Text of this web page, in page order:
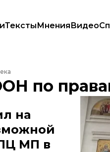
ТекстыМненияВидео
по
на
МП в